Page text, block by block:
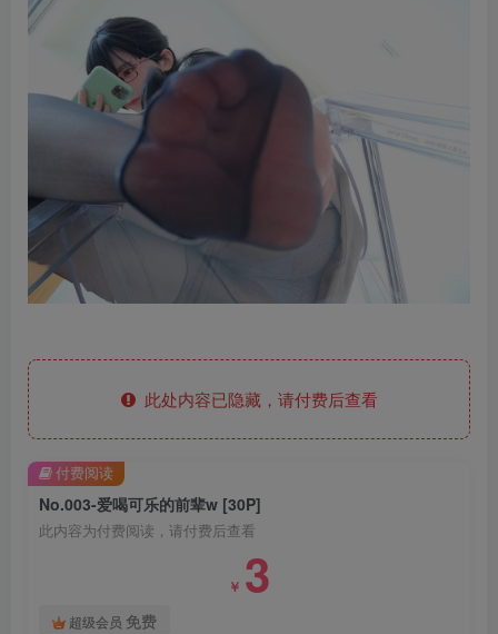
此处内容已隐藏，请付费后查看
No.003-爱喝可乐的前辈w [30P]
此内容为付费阅读，请付费后查看
￥ 3
超级会员 免费
付费阅读